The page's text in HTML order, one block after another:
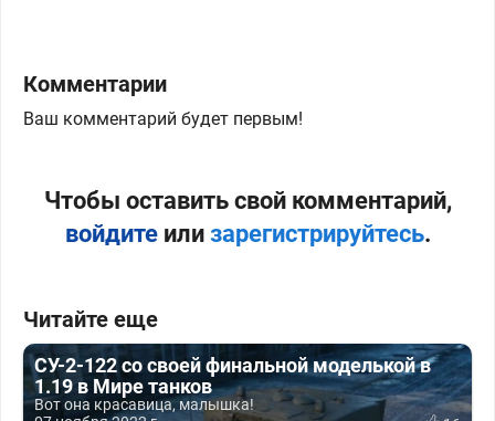
Комментарии
Ваш комментарий будет первым!
Чтобы оставить свой комментарий,
войдитеили зарегистрируйтесь.
Читайте еще
СУ-2-122 со своей финальной моделькой в
1.19 в Мире танков
Вот она красавица, малышка!